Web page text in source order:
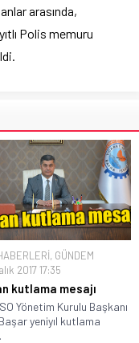
arasında,
Polis memuru
, GÜNDEM
2017 17:35
kutlama mesajı
Yönetim Kurulu Başkanı
yeniyıl kutlama